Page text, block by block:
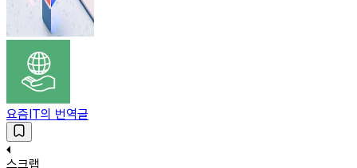
요즘IT의 번역글
스크랩